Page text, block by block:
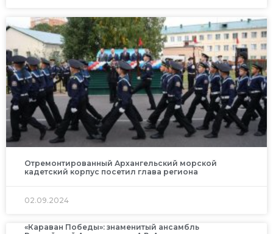
Отремонтированный Архангельский морской
кадетский корпус посетил глава региона
02.09.2024
«Караван Победы»: знаменитый ансамбль